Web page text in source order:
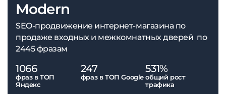
Modern
SEO-продвижение интернет-магазина по
продаже входных и межкомнатных дверей по
2445 фразам
1066
фраз в ТОП
Яндекс
247
фраз в ТОП Google
531%
общий рост
трафика